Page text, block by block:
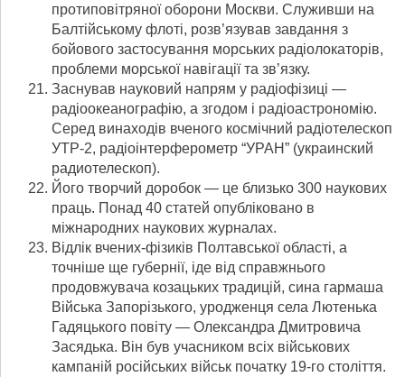
протиповітряної оборони Москви. Служивши на
Балтійському флоті, розв’язував завдання з
бойового застосування морських радіолокаторів,
проблеми морської навігації та зв’язку.
Заснував науковий напрям у радіофізиці —
радіоокеанографію, а згодом і радіоастрономію.
Серед винаходів вченого космічний радіотелескоп
УТР-2, радіоінтерферометр “УРАН” (украинский
радиотелескоп).
Його творчий доробок — це близько 300 наукових
праць. Понад 40 статей опубліковано в
міжнародних наукових журналах.
Відлік вчених-фізиків Полтавської області, а
точніше ще губернії, іде від справжнього
продовжувача козацьких традицій, сина гармаша
Війська Запорізького, уродженця села Лютенька
Гадяцького повіту — Олександра Дмитровича
Засядька. Він був учасником всіх військових
кампаній російських військ початку 19-го століття.